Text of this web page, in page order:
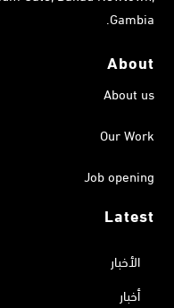
Gambia.
About
About us
Our Work
Job opening
Latest
الأخبار
أخبار